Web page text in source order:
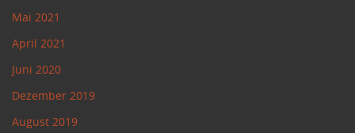
Mai 2021
April 2021
Juni 2020
Dezember 2019
August 2019